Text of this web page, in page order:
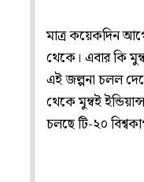
মাত্র কয়েকদিন
থেকে। এবার কি
এই জল্পনা চলল
থেকে মুম্বই
চলছে টি-২০